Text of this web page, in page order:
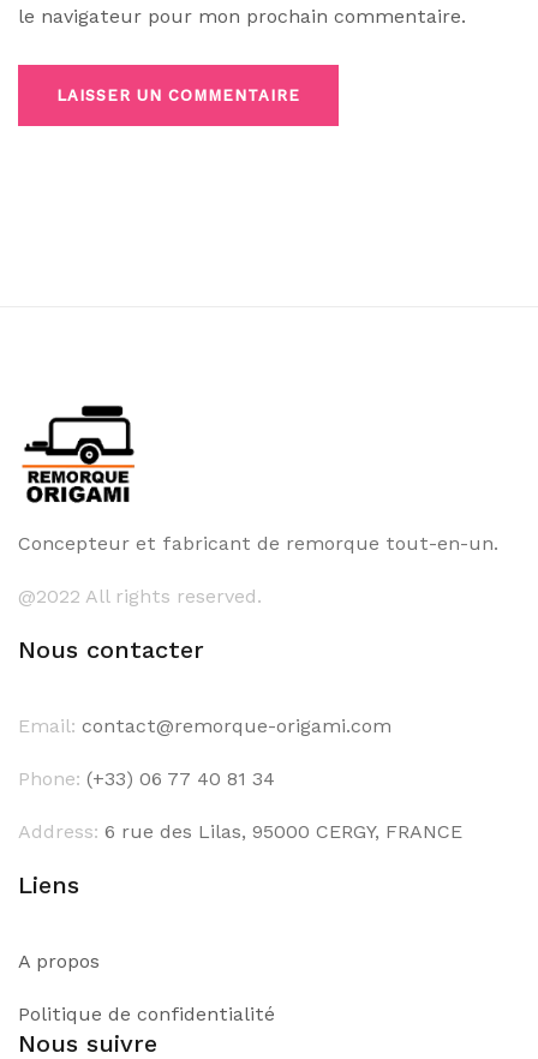
le navigateur pour mon prochain commentaire.
Concepteur et fabricant de remorque tout-en-un.
@2022 All rights reserved.
Nous contacter
Email: contact@remorque-origami.com
Phone: (+33) 06 77 40 81 34
Address: 6 rue des Lilas, 95000 CERGY, FRANCE
Liens
A propos
Politique de confidentialité
Nous suivre